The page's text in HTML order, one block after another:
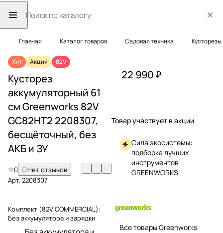
Главная Каталог товаров Садовая техника Кусторезы
Хит Акция 82V
Кусторез
аккумуляторный 61
см Greenworks 82V
GC82HT2 2208307,
бесщёточный, без
АКБ и ЗУ
0
Нет отзывов
Арт.2208307
Комплект (82V COMMERCIAL):
Без аккумулятора и зарядки
22 990 ₽
Товар участвует в акции
Сила экосистемы:
подборка лучших
инструментов
GREENWORKS
Все товары Greenworks